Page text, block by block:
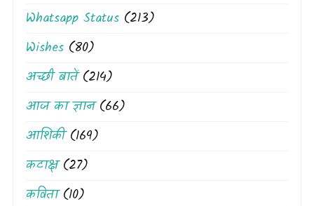
Whatsapp Status (213)
Wishes (80)
अच्छी बातें(214)
आज का ज्ञान(66)
आशिकी(169)
कटाक्ष(27)
कविता(10)